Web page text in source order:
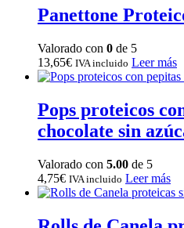
Panettone
Valorado con 0 de 5
13,65€ IVA incluido Leer más
Pops proteicos
chocolate sin
Valorado con 5.00 de 5
4,75€ IVA incluido Leer más